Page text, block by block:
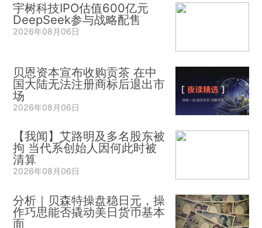
宇树科技IPO估值600亿元
DeepSeek参与战略配售
2026年08月06日
贝恩资本宣布收购贡茶 在中
国大陆无法注册商标后退出市
场
2026年08月06日
【我闻】艾路明及多名股东被
拘 当代系创始人因何此时被
清算
2026年08月06日
分析｜贝森特操盘稳日元，操
作巧思能否撬动美日货币基本
面